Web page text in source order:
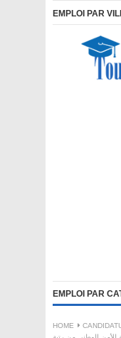
EMPLOI PAR
EMPLOI PAR
HOME